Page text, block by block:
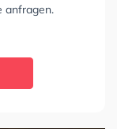
anfragen.